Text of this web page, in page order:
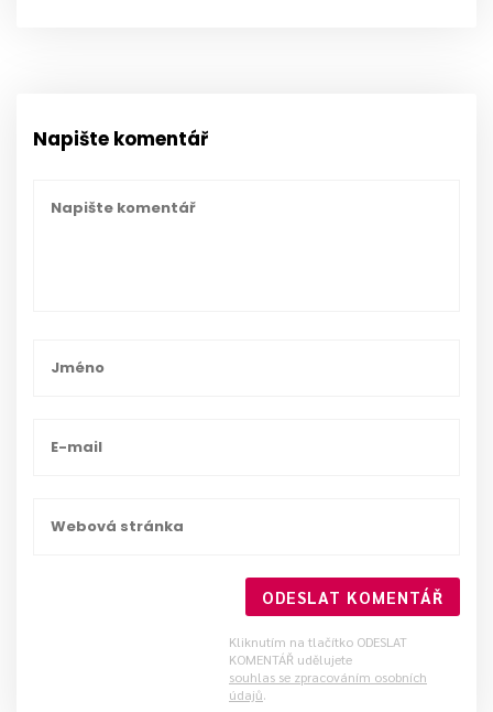
Napište komentář
ODESLAT KOMENTÁŘ
Kliknutím na tlačítko ODESLAT
KOMENTÁŘ udělujete
souhlas se zpracováním osobních
údajů.